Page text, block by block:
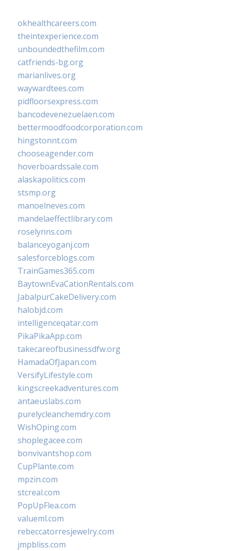
okhealthcareers.com
theintexperience.com
unboundedthefilm.com
catfriends-bg.org
marianlives.org
waywardtees.com
pidfloorsexpress.com
bancodevenezuelaen.com
bettermoodfoodcorporation.com
hingstonnt.com
chooseagender.com
hoverboardssale.com
alaskapolitics.com
stsmp.org
manoelneves.com
mandelaeffectlibrary.com
roselynns.com
balanceyoganj.com
salesforceblogs.com
TrainGames365.com
BaytownEvaCationRentals.com
JabalpurCakeDelivery.com
halobjd.com
intelligenceqatar.com
PikaPikaApp.com
takecareofbusinessdfw.org
HamadaOfJapan.com
VersifyLifestyle.com
kingscreekadventures.com
antaeuslabs.com
purelycleanchemdry.com
WishOping.com
shoplegacee.com
bonvivantshop.com
CupPlante.com
mpzin.com
stcreal.com
PopUpFlea.com
valueml.com
rebeccatorresjewelry.com
jmpbliss.com